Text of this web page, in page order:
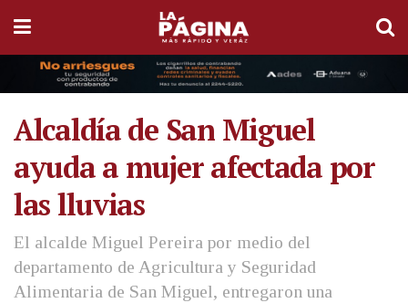
Alcaldía de San Miguel
ayuda a mujer afectada por
las lluvias
El alcalde Miguel Pereira por medio del
departamento de Agricultura y Seguridad
Alimentaria de San Miguel, entregaron una